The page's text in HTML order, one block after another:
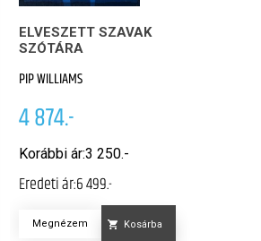
ELVESZETT SZAVAK
SZÓTÁRA
PIP WILLIAMS
4 874.-
Korábbi ár:3 250.-
Eredeti ár:6 499.-
Megnézem Kosárba